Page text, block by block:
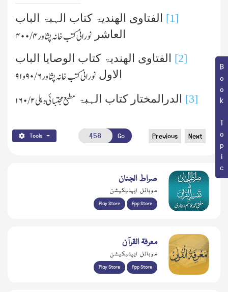
Book Topic
[1] الفتاوی الھندیۃ کتاب الہبۃ الباب
العاشر نورانی کتب خانہ پشاور۴ /۴۰۰
[2] الفتاوی الھندیۃ کتاب الوصایا الباب
الاول نورانی کتب خانہ پشاور۶ /۹۰ و۹۱
[3] الدرالمختار کتاب الہبۃ مطبع مجتبائی دہلی۲/ ۱۶۰
Tools Go Previous Next
صراط الجنان
موبائل ایپلیکیشن
Play Store App Store
معرفۃ القرآن
موبائل ایپلیکیشن
Play Store App Store